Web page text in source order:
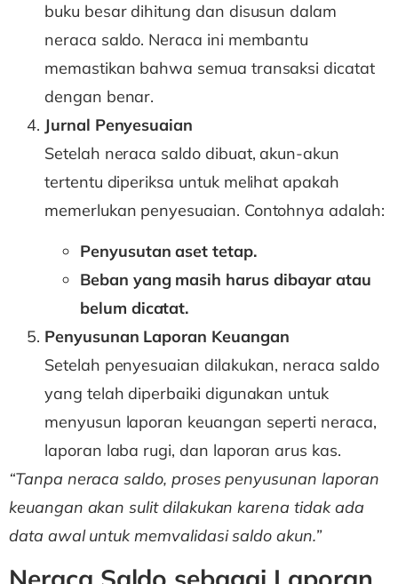
buku besar dihitung dan disusun dalam
neraca saldo. Neraca ini membantu
memastikan bahwa semua transaksi dicatat
dengan benar.
Jurnal Penyesuaian
Setelah neraca saldo dibuat, akun-akun
tertentu diperiksa untuk melihat apakah
memerlukan penyesuaian. Contohnya adalah:
Penyusutan aset tetap.
Beban yang masih harus dibayar atau
belum dicatat.
Penyusunan Laporan Keuangan
Setelah penyesuaian dilakukan, neraca saldo
yang telah diperbaiki digunakan untuk
menyusun laporan keuangan seperti neraca,
laporan laba rugi, dan laporan arus kas.
“Tanpa neraca saldo, proses penyusunan laporan
keuangan akan sulit dilakukan karena tidak ada
data awal untuk memvalidasi saldo akun.”